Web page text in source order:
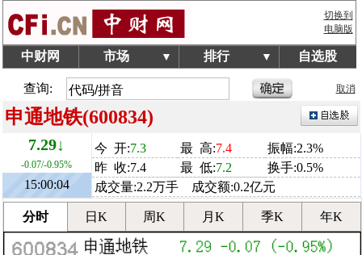
切换到
电脑版
中财网 市场 ▼ 排行 ▼ 自选股
查询: 取消
申通地铁(600834)
7.29↓
-0.07/-0.95%
15:00:04
今 开:7.3 最 高:7.4
振幅:2.3%
昨 收:7.4
最 低:7.2
换手:0.5%
成交量:2.2万手 成交额:0.2亿元
分时 日K 周K 月K 季K 年K